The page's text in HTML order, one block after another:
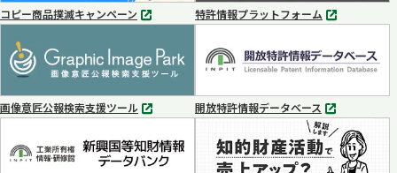
コピー商品撲滅キャンペーン
別
で
開
く
特許情報プラットフォーム
別
ブ
で
く
画像意匠公報検索支援ツール
別
ブ
で
開放特許情報データベース
別
タ
ブ
で